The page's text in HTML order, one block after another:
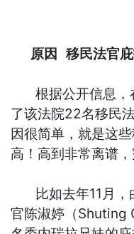
原因移民法官
根据公开信息，
了该法院22名移民
因很简单，就是这
高！高到非常离谱，
比如去年11月，
官陈淑婷（Shuting